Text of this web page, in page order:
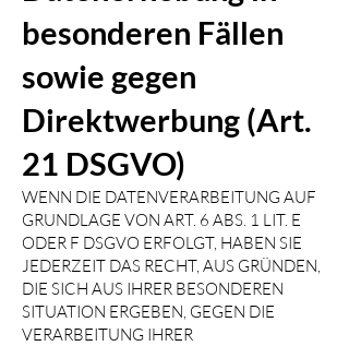
besonderen Fällen
sowie gegen
Direktwerbung (Art.
21 DSGVO)
WENN DIE DATENVERARBEITUNG AUF
GRUNDLAGE VON ART. 6 ABS. 1 LIT. E
ODER F DSGVO ERFOLGT, HABEN SIE
JEDERZEIT DAS RECHT, AUS GRÜNDEN,
DIE SICH AUS IHRER BESONDEREN
SITUATION ERGEBEN, GEGEN DIE
VERARBEITUNG IHRER